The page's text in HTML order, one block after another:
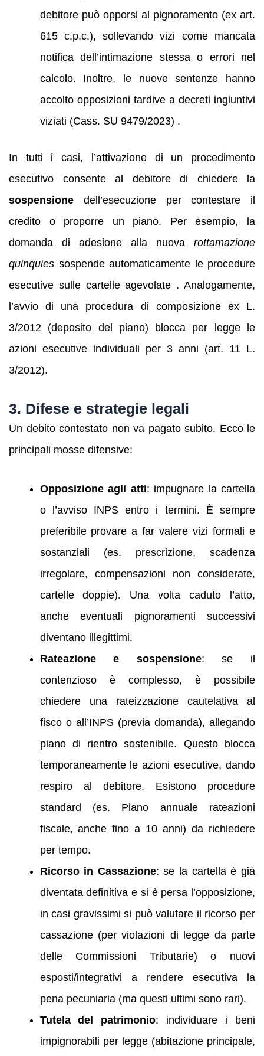
debitore può opporsi al pignoramento (ex art.
615 c.p.c.), sollevando vizi come mancata
notifica dell’intimazione stessa o errori nel
calcolo. Inoltre, le nuove sentenze hanno
accolto opposizioni tardive a decreti ingiuntivi
viziati (Cass. SU 9479/2023) .
In tutti i casi, l’attivazione di un procedimento
esecutivo consente al debitore di chiedere la
sospensione dell’esecuzione per contestare il
credito o proporre un piano. Per esempio, la
domanda di adesione alla nuova rottamazione
quinquies sospende automaticamente le procedure
esecutive sulle cartelle agevolate . Analogamente,
l’avvio di una procedura di composizione ex L.
3/2012 (deposito del piano) blocca per legge le
azioni esecutive individuali per 3 anni (art. 11 L.
3/2012).
3. Difese e strategie legali
Un debito contestato non va pagato subito. Ecco le
principali mosse difensive:
Opposizione agli atti: impugnare la cartella
o l’avviso INPS entro i termini. È sempre
preferibile provare a far valere vizi formali e
sostanziali (es. prescrizione, scadenza
irregolare, compensazioni non considerate,
cartelle doppie). Una volta caduto l’atto,
anche eventuali pignoramenti successivi
diventano illegittimi.
Rateazione e sospensione: se il
contenzioso è complesso, è possibile
chiedere una rateizzazione cautelativa al
fisco o all’INPS (previa domanda), allegando
piano di rientro sostenibile. Questo blocca
temporaneamente le azioni esecutive, dando
respiro al debitore. Esistono procedure
standard (es. Piano annuale rateazioni
fiscale, anche fino a 10 anni) da richiedere
per tempo.
Ricorso in Cassazione: se la cartella è già
diventata definitiva e si è persa l’opposizione,
in casi gravissimi si può valutare il ricorso per
cassazione (per violazioni di legge da parte
delle Commissioni Tributarie) o nuovi
esposti/integrativi a rendere esecutiva la
pena pecuniaria (ma questi ultimi sono rari).
Tutela del patrimonio: individuare i beni
impignorabili per legge (abitazione principale,